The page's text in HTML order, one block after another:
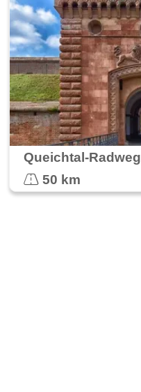
Queichtal-Radweg
50 km